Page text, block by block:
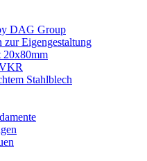
DAG Group
zur Eigengestaltung
20x80mm
Stahlblech